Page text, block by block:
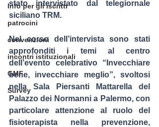
Info per gli iscritti
patrocini
convenzioni
incontri istituzionali
GMF
Survey
stato intervistato dal telegiornale
siciliano TRM.
Nel corso dell’intervista sono stati
approfonditi i temi al centro
dell’evento celebrativo “Invecchiare
bene, invecchiare meglio”, svoltosi
nella Sala Piersanti Mattarella del
Palazzo dei Normanni a Palermo, con
particolare attenzione al ruolo del
fisioterapista nella prevenzione,